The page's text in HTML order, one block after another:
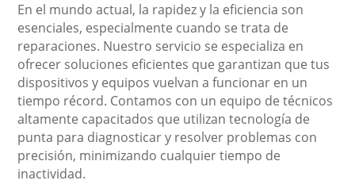
En el mundo actual, la rapidez y la eficiencia son
esenciales, especialmente cuando se trata de
reparaciones. Nuestro servicio se especializa en
ofrecer soluciones eficientes que garantizan que tus
dispositivos y equipos vuelvan a funcionar en un
tiempo récord. Contamos con un equipo de técnicos
altamente capacitados que utilizan tecnología de
punta para diagnosticar y resolver problemas con
precisión, minimizando cualquier tiempo de
inactividad.